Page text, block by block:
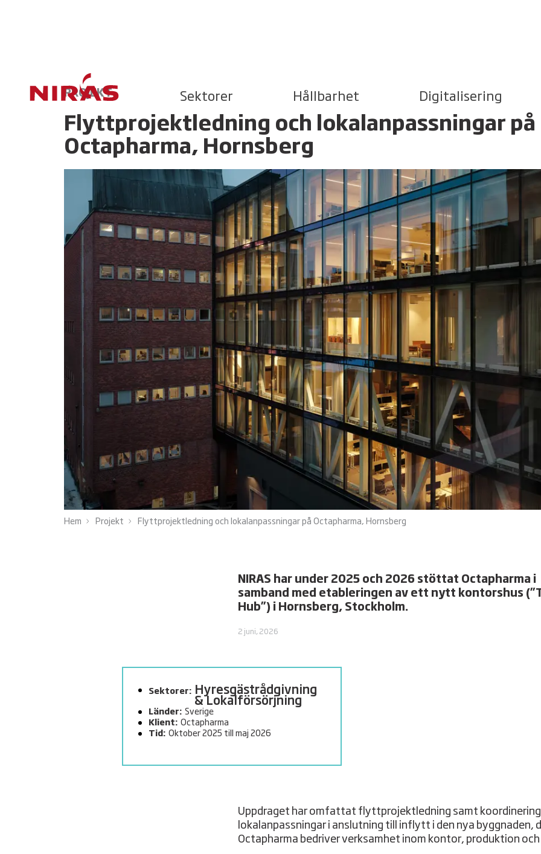
Sektorer Hållbarhet Digitalisering
PROJEKT
Flyttprojektledning och lokalanpassningar på
Octapharma, Hornsberg
Hem Projekt Flyttprojektledning och lokalanpassningar på Octapharma, Hornsberg
NIRAS har under 2025 och 2026 stöttat Octapharma i
samband med etableringen av ett nytt kontorshus
Hub”) i Hornsberg, Stockholm.
2 juni, 2026
Sektorer:
Hyresgäst­rådgivning
& Lokalförsörjning
Länder: Sverige
Klient: Octapharma
Tid: Oktober 2025 till maj 2026
Uppdraget har omfattat flyttprojektledning samt
lokalanpassningar i anslutning till inflytt i den nya byggnaden,
Octapharma bedriver verksamhet inom kontor, produktion och